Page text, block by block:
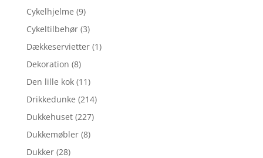
Cykelhjelme (9)
Cykeltilbehør (3)
Dækkeservietter (1)
Dekoration (8)
Den lille kok (11)
Drikkedunke (214)
Dukkehuset (227)
Dukkemøbler (8)
Dukker (28)